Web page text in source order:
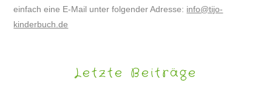
einfach eine E-Mail unter folgender Adresse: info@tijo-
kinderbuch.de
Letzte Beiträge